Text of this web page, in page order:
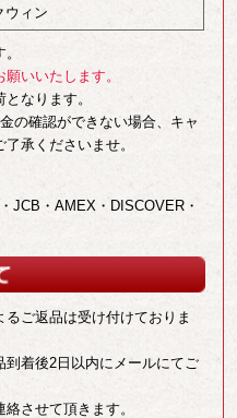
ウィン
いいたします。
なります。
の確認ができない場合、キャ
承くださいませ。
JCB・AMEX・DISCOVER・
ご返品は受け付けておりま
着後2日以内にメールにてご
させて頂きます。